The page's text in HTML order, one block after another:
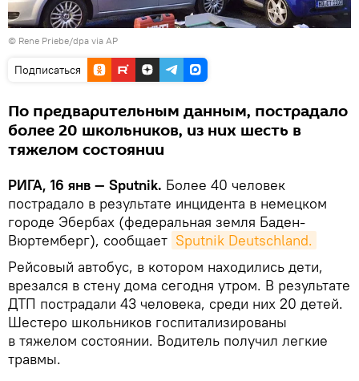
© Rene Priebe/dpa via AP
Подписаться
По предварительным данным, пострадало
более 20 школьников, из них шесть в
тяжелом состоянии
РИГА, 16 янв — Sputnik. Более 40 человек
пострадало в результате инцидента в немецком
городе Эбербах (федеральная земля Баден-
Вюртемберг), сообщает Sputnik Deutschland.
Рейсовый автобус, в котором находились дети,
врезался в стену дома сегодня утром. В результате
ДТП пострадали 43 человека, среди них 20 детей.
Шестеро школьников госпитализированы
в тяжелом состоянии. Водитель получил легкие
травмы.